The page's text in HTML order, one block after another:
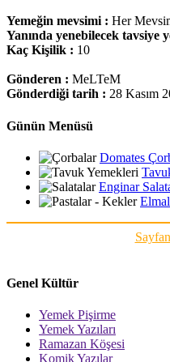
Yemeğin mevsimi : Her
Yanında yenebilecek tavsiye
Kaç Kişilik : 10
Gönderen : MeLTeM
Gönderdiği tarih : 28 Kasım
Günün Menüsü
Domates
Enginar
Genel Kültür
Yemek Pişirme
Yemek Yazıları
Ramazan Köşesi
Komik Yazılar